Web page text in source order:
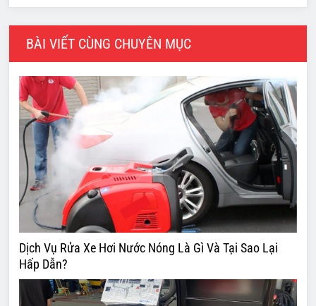
BÀI VIẾT CÙNG CHUYÊN MỤC
Dịch Vụ Rửa Xe Hơi Nước Nóng Là Gì Và Tại Sao Lại
Hấp Dẫn?